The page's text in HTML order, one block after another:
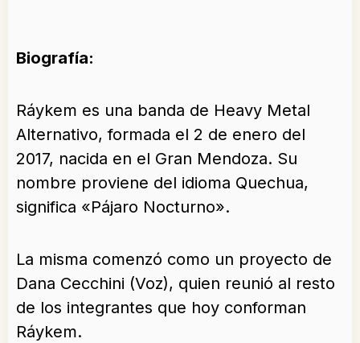
Biografía:
Ráykem es una banda de Heavy Metal
Alternativo, formada el 2 de enero del
2017, nacida en el Gran Mendoza. Su
nombre proviene del idioma Quechua,
significa «Pájaro Nocturno».
La misma comenzó como un proyecto de
Dana Cecchini (Voz), quien reunió al resto
de los integrantes que hoy conforman
Ráykem.